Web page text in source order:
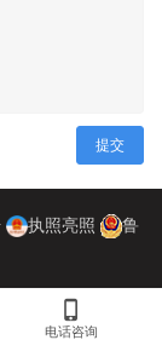
提交
执照亮照
鲁
phone_iphone
电话咨询